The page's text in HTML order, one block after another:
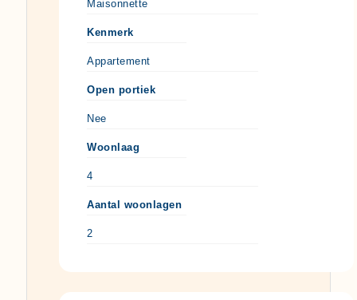
Maisonnette
Kenmerk
Appartement
Open portiek
Nee
Woonlaag
4
Aantal woonlagen
2